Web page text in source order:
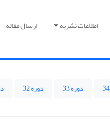
اطلاعات نشریه ارسال مقاله
دوره 33 دوره 32